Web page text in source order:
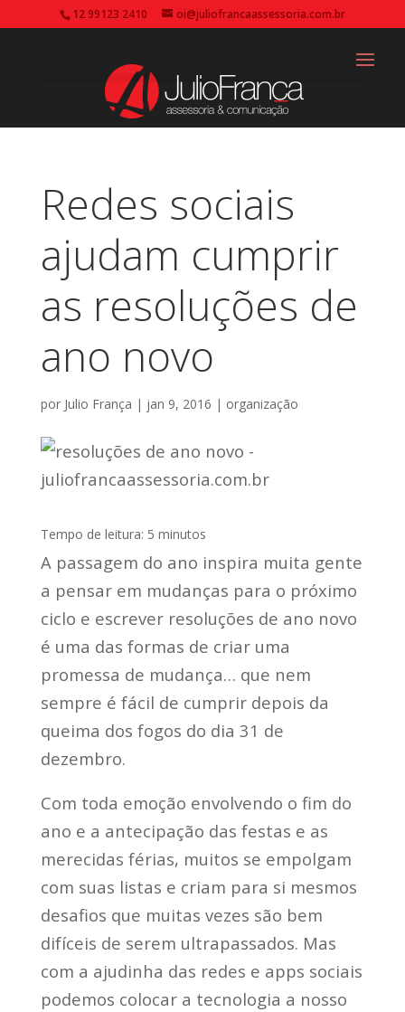
12 99123 2410 oi@juliofrancaassessoria.com.br
Redes sociais
ajudam cumprir
as resoluções de
ano novo
por Julio França | jan 9, 2016 | organização
Tempo de leitura: 5 minutos
A passagem do ano inspira muita gente
a pensar em mudanças para o próximo
ciclo e escrever resoluções de ano novo
é uma das formas de criar uma
promessa de mudança… que nem
sempre é fácil de cumprir depois da
queima dos fogos do dia 31 de
dezembro.
Com toda emoção envolvendo o fim do
ano e a antecipação das festas e as
merecidas férias, muitos se empolgam
com suas listas e criam para si mesmos
desafios que muitas vezes são bem
difíceis de serem ultrapassados. Mas
com a ajudinha das redes e apps sociais
podemos colocar a tecnologia a nosso